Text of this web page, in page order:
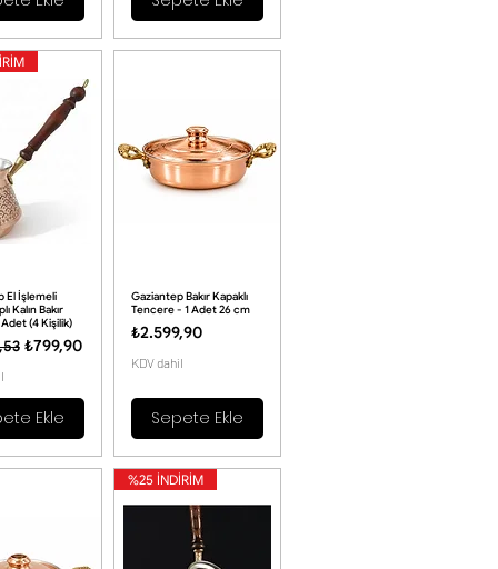
El İşlemeli
Kalın Bakır
(4 Kişilik)
Fiyat
İndirimli Fiyat
₺799,90
Ekle
Gaziantep Bakır Kapaklı
Tencere - 1 Adet 26 cm
Fiyat
₺2.599,90
KDV dahil
Sepete Ekle
%25 İNDİRİM